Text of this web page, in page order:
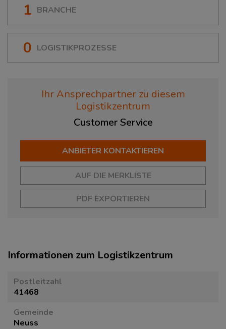
1 BRANCHE
0 LOGISTIKPROZESSE
Ihr Ansprechpartner zu diesem
Logistikzentrum
Customer Service
ANBIETER KONTAKTIEREN
AUF DIE MERKLISTE
PDF EXPORTIEREN
Informationen zum Logistikzentrum
Postleitzahl
41468
Gemeinde
Neuss